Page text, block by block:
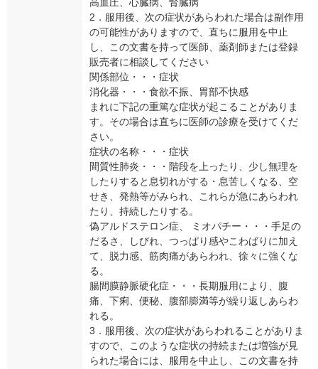
高血圧、心臓病、腎臓病
2．服用後、次の症状があらわれた場合は副作用
の可能性がありますので、直ちに服用を中止
し、この文書を持って医師、薬剤師または登録
販売者に相談してください
関係部位・・・症状
消化器・・・食欲不振、胃部不快感
まれに下記の重篤な症状が起こることがありま
す。その場合は直ちに医師の診療を受けてくだ
さい。
症状の名称・・・症状
間質性肺炎・・・階段を上ったり、少し無理を
したりすると息切れがする・息苦しくなる、空
せき、発熱等がみられ、これらが急にあらわれ
たり、持続したりする。
偽アルドステロン症、 ミオパチー・・・手足の
だるさ、しびれ、つっぱり感やこわばりに加え
て、脱力感、筋肉痛があらわれ、徐々に強くな
る。
腸間膜静脈硬化症・・・長期服用により、腹
痛、下痢、便秘、腹部膨満等が繰り返しあらわ
れる。
3．服用後、次の症状があらわれることがありま
すので、このような症状の持続または増強が見
られた場合には、服用を中止し、この文書を持